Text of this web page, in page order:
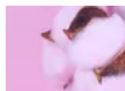
Altarfa soap | Altarfa